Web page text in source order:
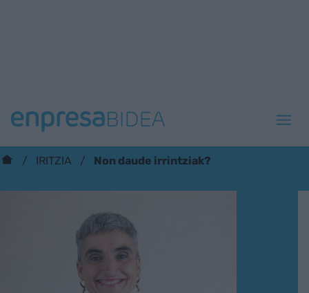
IRITZIA Non daude irrintziak?